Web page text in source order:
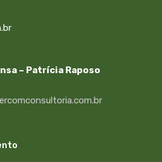
– Patrícia Raposo